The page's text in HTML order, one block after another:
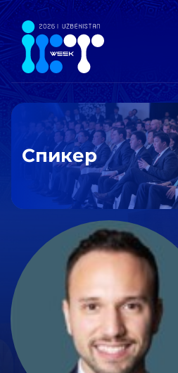
Спикер